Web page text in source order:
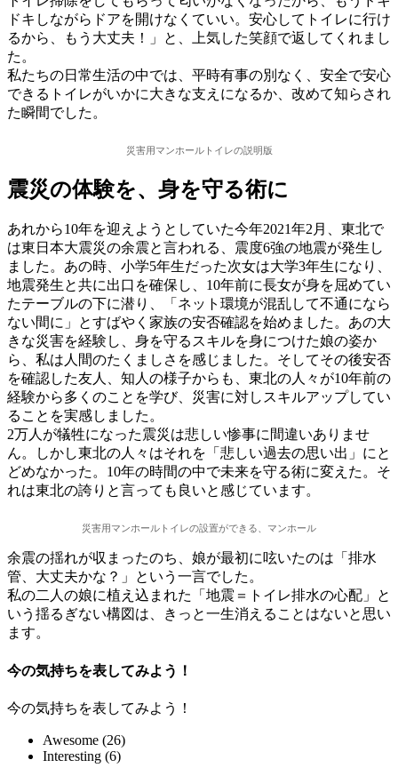
ドキしながらドアを開けなくていい。安心してトイレに行け
るから、もう大丈夫！」と、上気した笑顔で返してくれまし
た。
私たちの日常生活の中では、平時有事の別なく、安全で安心
できるトイレがいかに大きな支えになるか、改めて知らされ
た瞬間でした。
災害用マンホールトイレの説明版
震災の体験を、身を守る術に
あれから10年を迎えようとしていた今年2021年2月、東北で
は東日本大震災の余震と言われる、震度6強の地震が発生し
ました。あの時、小学5年生だった次女は大学3年生になり、
地震発生と共に出口を確保し、10年前に長女が身を屈めてい
たテーブルの下に潜り、「ネット環境が混乱して不通になら
ない間に」とすばやく家族の安否確認を始めました。あの大
きな災害を経験し、身を守るスキルを身につけた娘の姿か
ら、私は人間のたくましさを感じました。そしてその後安否
を確認した友人、知人の様子からも、東北の人々が10年前の
経験から多くのことを学び、災害に対しスキルアップしてい
ることを実感しました。
2万人が犠牲になった震災は悲しい惨事に間違いありませ
ん。しかし東北の人々はそれを「悲しい過去の思い出」にと
どめなかった。10年の時間の中で未来を守る術に変えた。そ
れは東北の誇りと言っても良いと感じています。
災害用マンホールトイレの設置ができる、マンホール
余震の揺れが収まったのち、娘が最初に呟いたのは「排水
管、大丈夫かな？」という一言でした。
私の二人の娘に植え込まれた「地震＝トイレ排水の心配」と
いう揺るぎない構図は、きっと一生消えることはないと思い
ます。
今の気持ちを表してみよう！
今の気持ちを表してみよう！
Awesome (26)
Interesting (6)